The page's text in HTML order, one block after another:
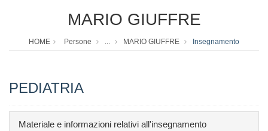
MARIO GIUFFRE
HOME Persone ... MARIO GIUFFRE Insegnamento
PEDIATRIA
Materiale e informazioni relativi all'insegnamento